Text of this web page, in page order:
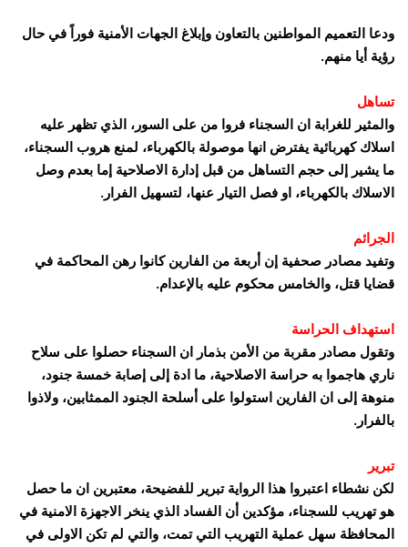
ودعا التعميم المواطنين بالتعاون وإبلاغ الجهات الأمنية فوراً في حال
رؤية أيا منهم.
تساهل
والمثير للغرابة ان السجناء فروا من على السور، الذي تظهر عليه
اسلاك كهربائية يفترض انها موصولة بالكهرباء، لمنع هروب السجناء،
ما يشير إلى حجم التساهل من قبل إدارة الاصلاحية إما بعدم وصل
الاسلاك بالكهرباء، او فصل التيار عنها، لتسهيل الفرار.
الجرائم
وتفيد مصادر صحفية إن أربعة من الفارين كانوا رهن المحاكمة في
قضايا قتل، والخامس محكوم عليه بالإعدام.
استهداف الحراسة
وتقول مصادر مقربة من الأمن بذمار ان السجناء حصلوا على سلاح
ناري هاجموا به حراسة الاصلاحية، ما ادة إلى إصابة خمسة جنود،
منوهة إلى ان الفارين استولوا على أسلحة الجنود الممثابين، ولاذوا
بالفرار.
تبرير
لكن نشطاء اعتبروا هذا الرواية تبرير للفضيحة، معتبرين ان ما حصل
هو تهريب للسجناء، مؤكدين أن الفساد الذي ينخر الاجهزة الامنية في
المحافظة سهل عملية التهريب التي تمت، والتي لم تكن الاولى في